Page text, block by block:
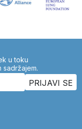
u toku
sadržajem.